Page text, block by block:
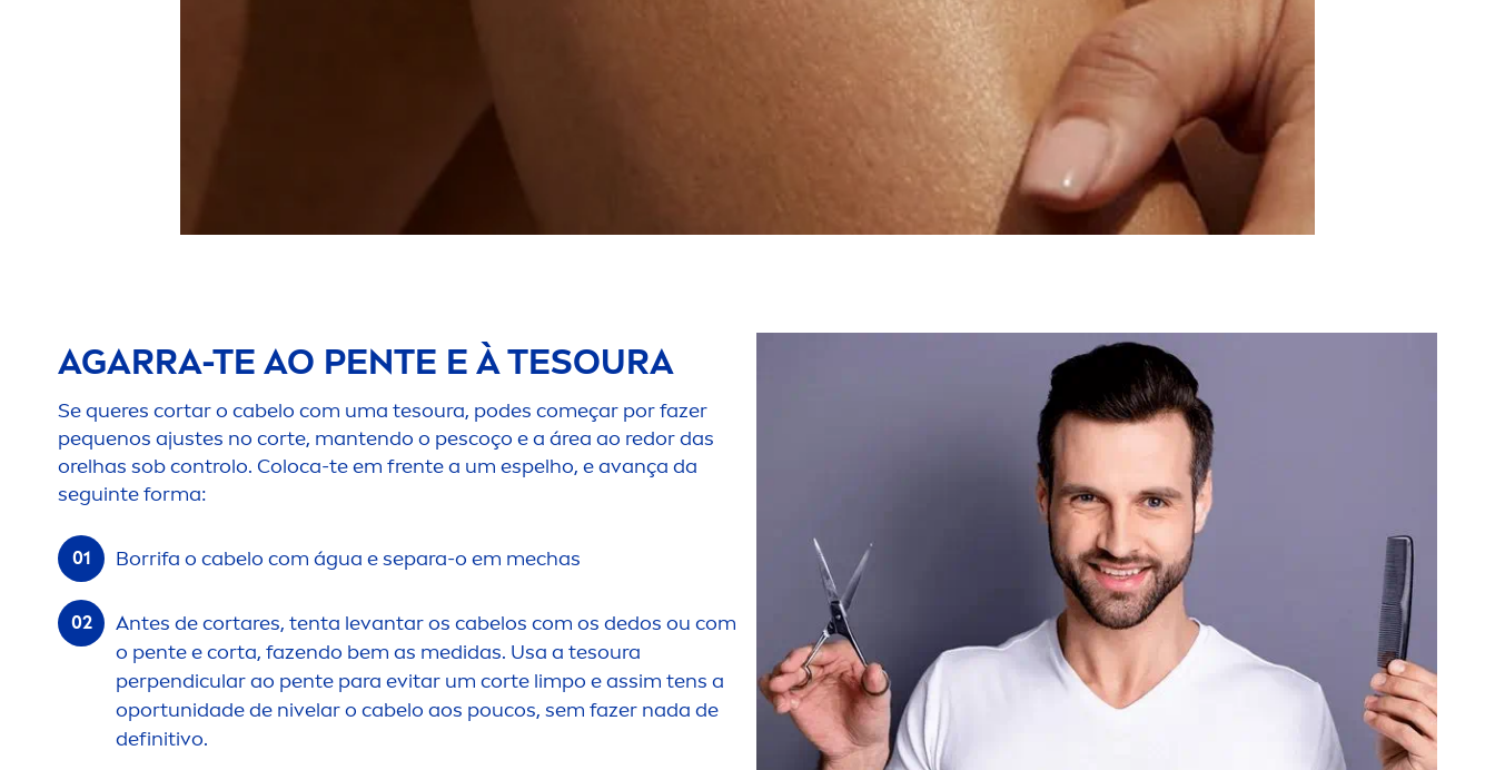
AGARRA-TE AO PENTE E À TESOURA
Se queres cortar o cabelo com uma tesoura, podes começar por fazer
pequenos ajustes no corte, mantendo o pescoço e a área ao redor das
orelhas sob controlo. Coloca-te em frente a um espelho, e avança da
seguinte forma:
Borrifa o cabelo com água e separa-o em mechas
Antes de cortares, tenta levantar os cabelos com os dedos ou com
o pente e corta, fazendo bem as medidas. Usa a tesoura
perpendicular ao pente para evitar um corte limpo e assim tens a
oportunidade de nivelar o cabelo aos poucos, sem fazer nada de
definitivo.